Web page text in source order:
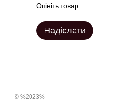
Оцініть товар
Надіслати
© %2023%